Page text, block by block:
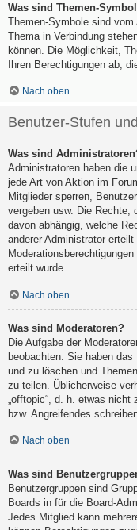
Was sind Themen-
Themen-Symbole sind
Thema in Verbindung
können. Die Möglichkeit,
Ihren Berechtigungen ab,
Nach oben
Benutzer-Stufen
Was sind
Administratoren haben die
jede Art von Aktion im
Mitglieder sperren,
vergeben usw. Die Rechte,
davon abhängig, welche
anderer Administrator
erteilt wurde.
Nach oben
Was sind Moderatoren?
Die Aufgabe der
beobachten. Sie haben
und zu löschen und
zu teilen. Üblicherweise
„offtopic“, d. h. etwas
bzw. Angreifendes
Nach oben
Was sind
Benutzergruppen sind
Boards in für die Board-
Jedes Mitglied kann